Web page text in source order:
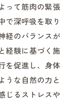
例
た整体で生
って筋肉の緊張
で深呼吸を取り
経のバランスが
経験に基づく施
を促進し、身体
うな自然の力と
じるストレスや